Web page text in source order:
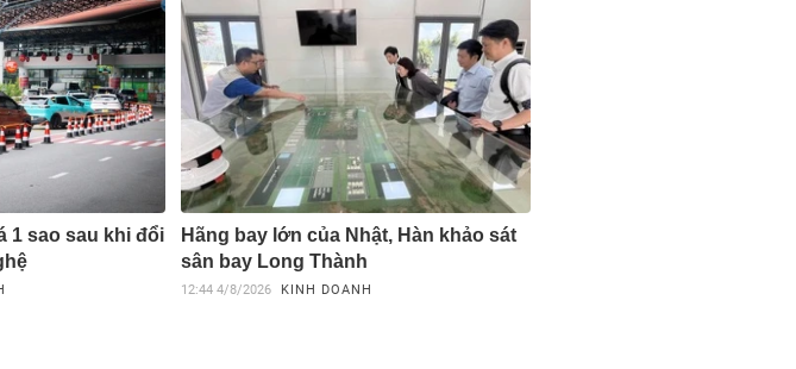
1 sao sau khi đổi
Hãng bay lớn của Nhật, Hàn khảo sát
sân bay Long Thành
12:44 4/8/2026 KINH DOANH